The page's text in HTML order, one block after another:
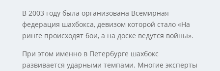
В 2003 году была организована Всемирная
федерация шахбокса, девизом которой стало «На
ринге происходят бои, а на доске ведутся войны».
При этом именно в Петербурге шахбокс
развивается ударными темпами. Многие эксперты